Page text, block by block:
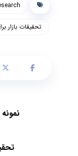
تحقیقات بازار